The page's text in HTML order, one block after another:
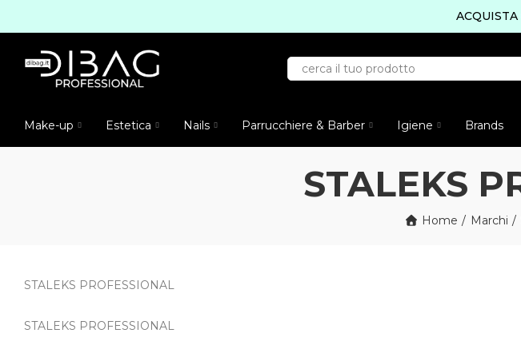
Make-up Estetica Nails Parrucchiere & Barber Igiene Brands
STALEKS
Home Marchi
STALEKS PROFESSIONAL
STALEKS PROFESSIONAL